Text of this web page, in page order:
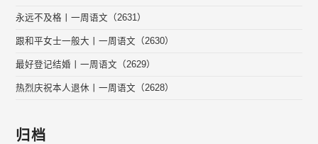
永远不及格丨一周语文（2631）
跟和平女士一般大丨一周语文（2630）
最好登记结婚丨一周语文（2629）
热烈庆祝本人退休丨一周语文（2628）
归档